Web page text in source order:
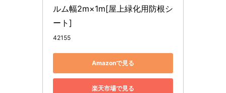
ルム幅2m×1m[屋上緑化用防根シ
ート]
42155
Amazonで見る
楽天市場で見る